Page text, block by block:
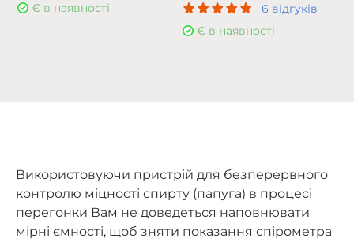
Є в наявності
6 відгуків
Є в наявності
Використовуючи пристрій для безперервного
контролю міцності спирту (папуга) в процесі
перегонки Вам не доведеться наповнювати
мірні ємності, щоб зняти показання спірометра